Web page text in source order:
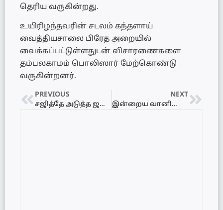
தெரிய வருகின்றது.
உயிரிழந்தவரின் சடலம் கந்தளாய்
வைத்தியசாலை பிரேத அறையில்
வைக்கப்பட்டுள்ளதுடன் விசாரணைகளை
தம்பலகாமம் பொலிஸார் மேற்கொண்டு
வருகின்றனர்.
PREVIOUS
சஜித்தே அடுத்த ஜனாதிபதி – வெளியான அதிரடி அறிவிப்பு
NEXT
இன்றைய வானிலை அறிக்கை – 12.02.2024